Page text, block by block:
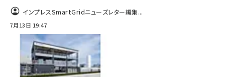
インプレスSmartGridニューズレター編集...
7月13日 19:47